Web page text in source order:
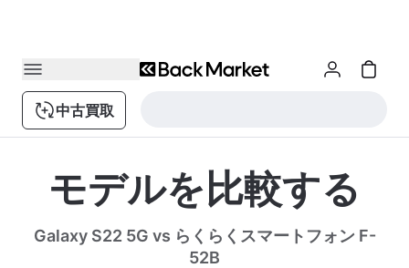
中古買取
モデルを比較する
Galaxy S22 5G vs らくらくスマートフォン F-
52B